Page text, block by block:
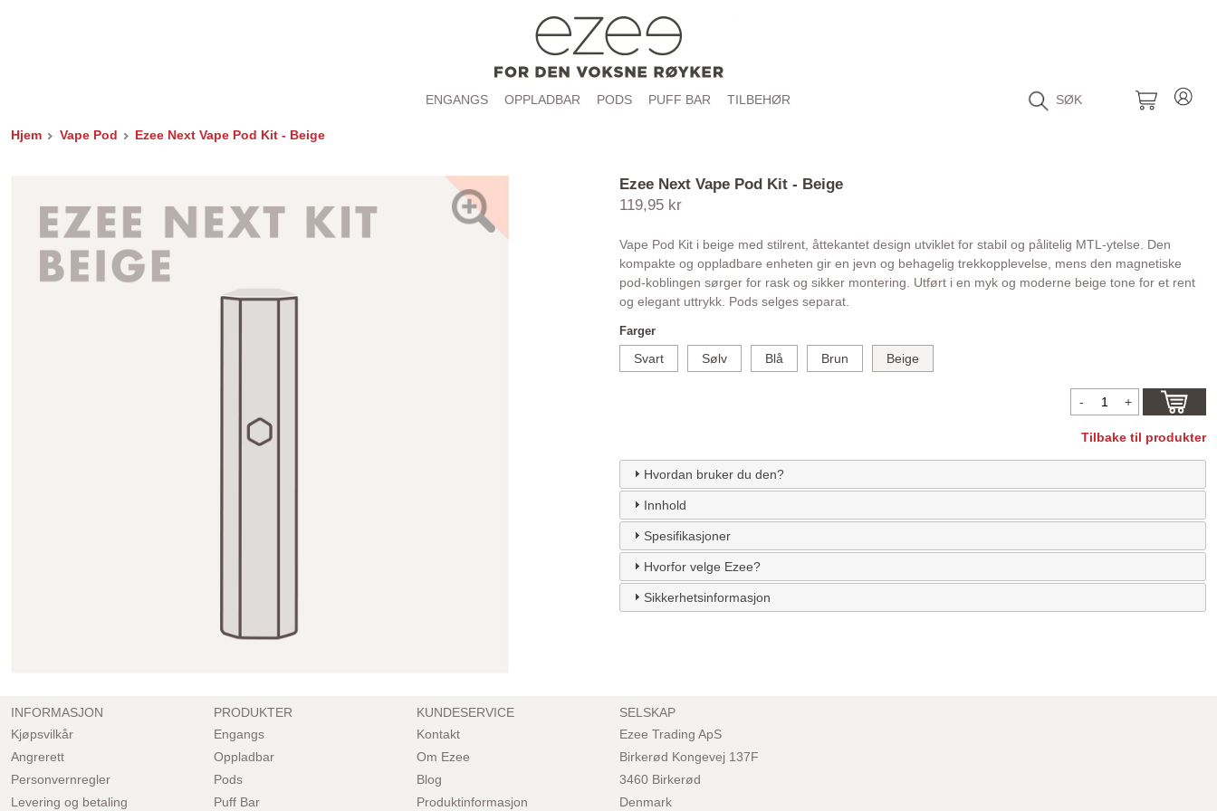
ENGANGS OPPLADBAR PODS PUFF BAR TILBEHØR SØK
Hjem Vape Pod Ezee Next Vape Pod Kit - Beige
Ezee Next Vape Pod Kit - Beige
119,95 kr
Vape Pod Kit i beige med stilrent, åttekantet design utviklet for stabil og pålitelig MTL-ytelse. Den
kompakte og oppladbare enheten gir en jevn og behagelig trekkopplevelse, mens den magnetiske
pod-koblingen sørger for rask og sikker montering. Utført i en myk og moderne beige tone for et rent
og elegant uttrykk. Pods selges separat.
Farger
Svart Sølv Blå Brun Beige
Tilbake til produkter
Hvordan bruker du den?
Innhold
Spesifikasjoner
Hvorfor velge Ezee?
Sikkerhetsinformasjon
INFORMASJON
Kjøpsvilkår
Angrerett
Personvernregler
Levering og betaling
PRODUKTER
Engangs
Oppladbar
Pods
Puff Bar
KUNDESERVICE
Kontakt
Om Ezee
Blog
Produktinformasjon
SELSKAP
Ezee Trading ApS
Birkerød Kongevej 137F
3460 Birkerød
Denmark